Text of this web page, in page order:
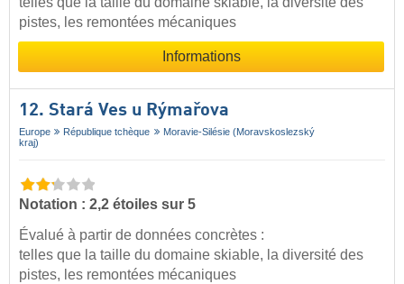
pistes, les remontées mécaniques
Informations
12. Stará Ves u Rýmařova
Europe République tchèque
Moravie-Silésie (Moravskoslezský
kraj)
Notation : 2,2 étoiles sur 5
Évalué à partir de données concrètes :
telles que la taille du domaine skiable, la diversité des
pistes, les remontées mécaniques